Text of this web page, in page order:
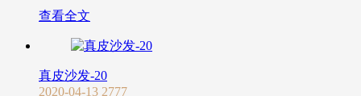
查看全文
真皮沙发-20
2020-04-13 2777